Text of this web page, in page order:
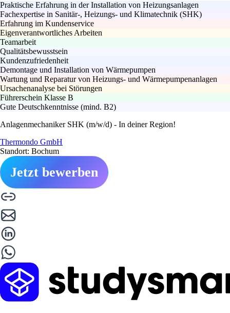
Praktische Erfahrung in der Installation von Heizungsanlagen
Fachexpertise in Sanitär-, Heizungs- und Klimatechnik (SHK)
Erfahrung im Kundenservice
Eigenverantwortliches Arbeiten
Teamarbeit
Qualitätsbewusstsein
Kundenzufriedenheit
Demontage und Installation von Wärmepumpen
Wartung und Reparatur von Heizungs- und Wärmepumpenanlagen
Ursachenanalyse bei Störungen
Führerschein Klasse B
Gute Deutschkenntnisse (mind. B2)
Anlagenmechaniker SHK (m/w/d) - In deiner Region!
Thermondo GmbH
Standort: Bochum
Jetzt bewerben